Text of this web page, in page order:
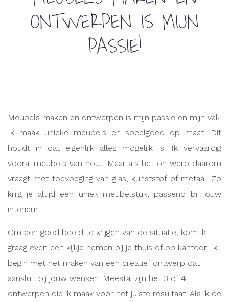
ONTWERPEN IS MIJN
PASSIE!
Meubels maken en ontwerpen is mijn passie en mijn vak.
Ik maak unieke meubels en speelgoed op maat. Dit
houdt in dat eigenlijk alles mogelijk is! Ik vervaardig
vooral meubels van hout. Maar als het ontwerp daarom
vraagt met toevoeging van glas, kunststof of metaal. Zo
krijg je altijd een uniek meubelstuk, passend bij jouw
interieur.
Om een goed beeld te krijgen van de situatie, kom ik
graag even een kijkje nemen bij je thuis of op kantoor. Ik
begin met het maken van een creatief ontwerp dat
aansluit bij jouw wensen. Meestal zijn het 3 of 4
ontwerpen die ik maak voor het juiste resultaat. Als ik de